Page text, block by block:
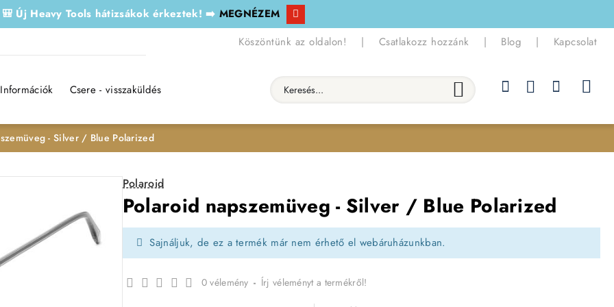
🎒 Új Heavy Tools hátizsákok érkeztek! ➡️ MEGNÉZEM
Köszöntünk az oldalon! | Csatlakozz hozzánk | Blog | Kapcsolat
Információk Csere - visszaküldés Keresés...
- Silver / Blue Polarized
Polaroid
Polaroid napszemüveg - Silver / Blue Polarized
Sajnáljuk, de ez a termék már nem érhető el webáruházunkban.
0 vélemény - Írj véleményt a termékről!